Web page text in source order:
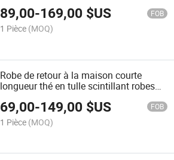
89,00-169,00 $US FOB
1 Pièce (MOQ)
Robe de retour à la maison courte
longueur thé en tulle scintillant robes
69,00-149,00 $US FOB
1 Pièce (MOQ)